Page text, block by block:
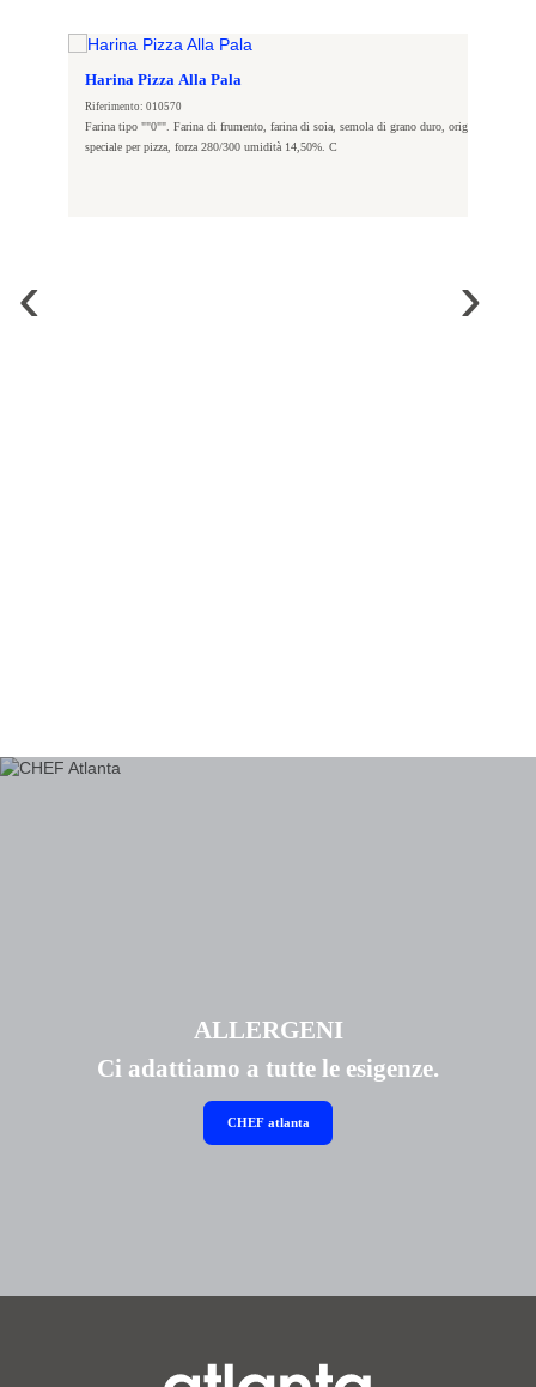
Harina Pizza Alla Pala
Riferimento: 010570
Farina tipo ""0"". Farina di frumento, farina di soia, semola di grano duro, origine italiana,
speciale per pizza, forza 280/300 umidità 14,50%. C
‹ ›
ALLERGENI
Ci adattiamo a tutte le esigenze.
CHEF atlanta